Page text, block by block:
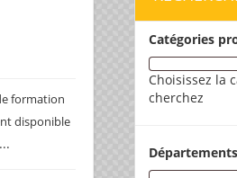
formation
disponible
...
Catégories
Choisissez la
cherchez
Départements